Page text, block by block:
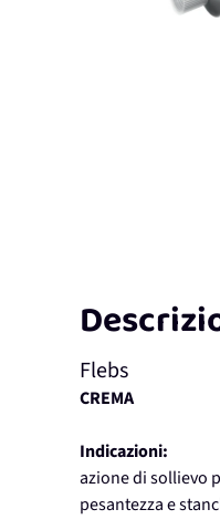
Flebs
CREMA
Indicazioni:
azione di sollievo
pesantezza e